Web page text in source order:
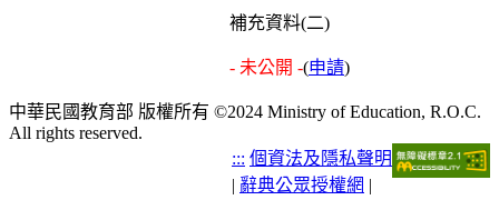
補充資料(二)
- 未公開 -(申請)
中華民國教育部 版權所有 ©2024 Ministry of Education, R.O.C.
All rights reserved.
::: 個資法及隱私聲明
| 辭典公眾授權網 |